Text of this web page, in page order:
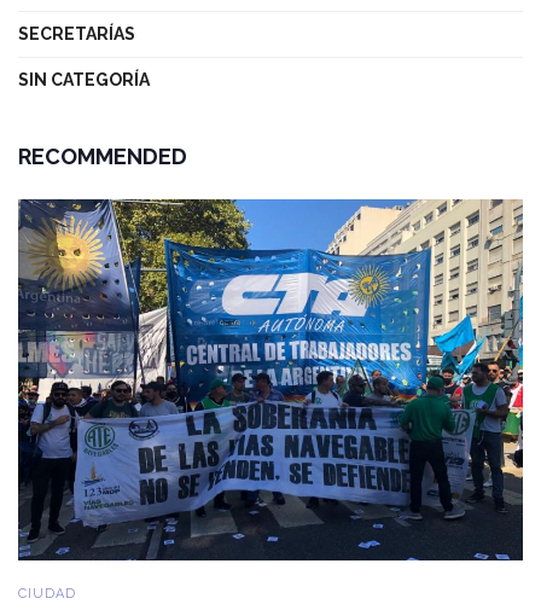
SECRETARÍAS
SIN CATEGORÍA
RECOMMENDED
CIUDAD